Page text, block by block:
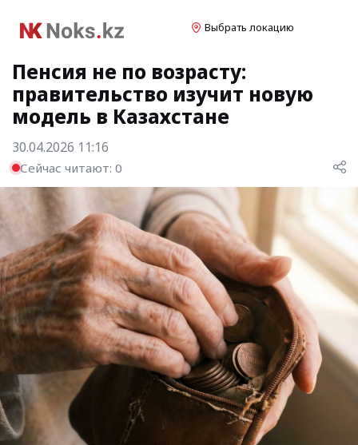
Выбрать локацию
Пенсия не по возрасту:
правительство изучит новую
модель в Казахстане
30.04.2026 11:16
Сейчас читают: 0